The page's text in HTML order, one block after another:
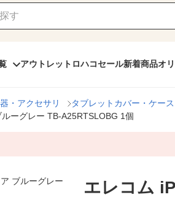
アウトレット ロハコセール新着商品オ
・アクセサリ タブレットカバー・ケース
ーグレー TB-A25RTSLOBG 1個
エレコム